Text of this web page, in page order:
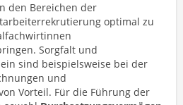
den Bereichen der
optimal zu
Sorgfalt und
sind beispielsweise bei der
und
Vorteil. Für die Führung der